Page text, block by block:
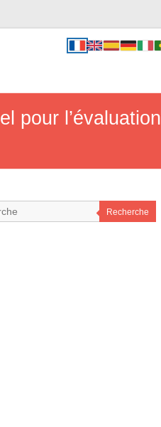
pour l’évaluation
Recherche